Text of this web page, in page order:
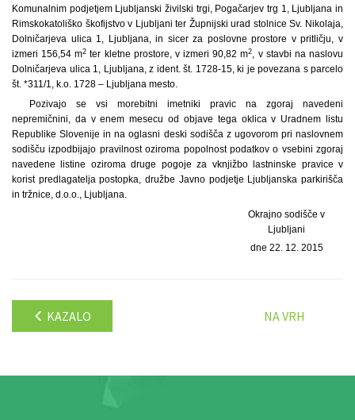
Komunalnim podjetjem Ljubljanski živilski trgi, Pogačarjev trg 1, Ljubljana in
Rimskokatoliško škofijstvo v Ljubljani ter Župnijski urad stolnice Sv. Nikolaja,
Dolničarjeva ulica 1, Ljubljana, in sicer za poslovne prostore v pritličju, v
izmeri 156,54 m2 ter kletne prostore, v izmeri 90,82 m2, v stavbi na naslovu
Dolničarjeva ulica 1, Ljubljana, z ident. št. 1728-15, ki je povezana s parcelo
št. *311/1, k.o. 1728 – Ljubljana mesto.
Pozivajo se vsi morebitni imetniki pravic na zgoraj navedeni
nepremičnini, da v enem mesecu od objave tega oklica v Uradnem listu
Republike Slovenije in na oglasni deski sodišča z ugovorom pri naslovnem
sodišču izpodbijajo pravilnost oziroma popolnost podatkov o vsebini zgoraj
navedene listine oziroma druge pogoje za vknjižbo lastninske pravice v
korist predlagatelja postopka, družbe Javno podjetje Ljubljanska parkirišča
in tržnice, d.o.o., Ljubljana.
Okrajno sodišče v
Ljubljani
dne 22. 12. 2015
KAZALO NA VRH